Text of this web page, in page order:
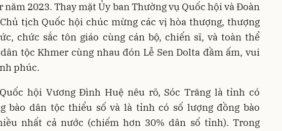
năm 2023. Thay mặt Ủy ban Thường vụ Quốc hội và Đoàn
tịch Quốc hội chúc mừng các vị hòa thượng, thượng
chức sắc tôn giáo cùng cán bộ, chiến sĩ, và toàn thể
tộc Khmer cùng nhau đón Lễ Sen Dolta đầm ấm, vui
phúc.
hội Vương Đình Huệ nêu rõ, Sóc Trăng là tỉnh có
bào dân tộc thiểu số và là tỉnh có số lượng đồng bào
nhất cả nước (chiếm hơn 30% dân số tỉnh). Trong